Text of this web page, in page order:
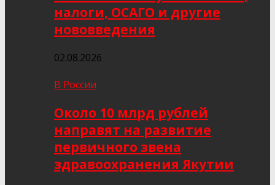
налоги, ОСАГО и другие
нововведения
02.08.2026
В России
Около 10 млрд рублей
направят на развитие
первичного звена
здравоохранения Якутии